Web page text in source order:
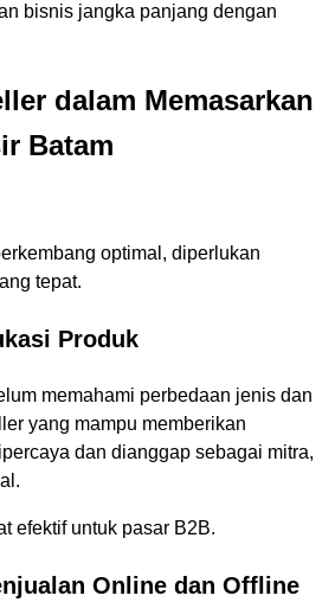
bisnis jangka panjang dengan
dalam Memasarkan
Batam
optimal, diperlukan
tepat.
Produk
memahami perbedaan jenis dan
yang mampu memberikan
dan dianggap sebagai mitra,
efektif untuk pasar B2B.
Online dan Offline